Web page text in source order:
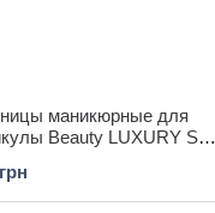
маникюрные для
Beauty LUXURY SC-